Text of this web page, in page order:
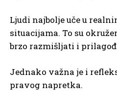
Ljudi najbolje uče u
situacijama. To su
brzo razmišljati i
Jednako važna je i
pravog napretka.